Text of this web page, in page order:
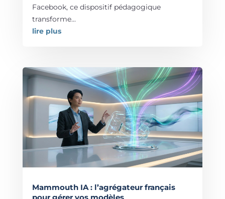
Facebook, ce dispositif pédagogique
transforme...
lire plus
Mammouth IA : l’agrégateur français